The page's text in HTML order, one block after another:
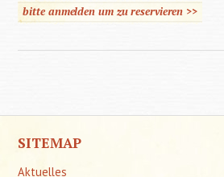
bitte anmelden um zu reservieren >>
SITEMAP
Aktuelles